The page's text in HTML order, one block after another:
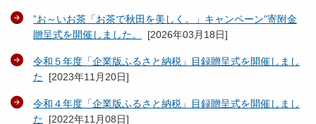
”お～いお茶「お茶で秋田を美しく。」キャンペーン”寄附金
贈呈式を開催しました。
[2026年03月18日]
令和５年度「企業版ふるさと納税」目録贈呈式を開催しまし
た [2023年11月20日]
令和４年度「企業版ふるさと納税」目録贈呈式を開催しまし
た [2022年11月08日]